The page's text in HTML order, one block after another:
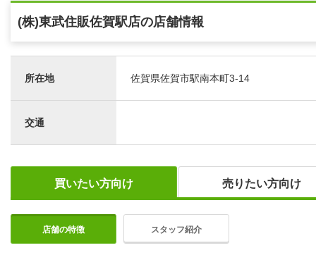
(株)東武住販佐賀駅店の店舗情報
所在地 佐賀県佐賀市駅南本町3-14
交通
買いたい方向け 売りたい方向け
店舗の特徴 スタッフ紹介